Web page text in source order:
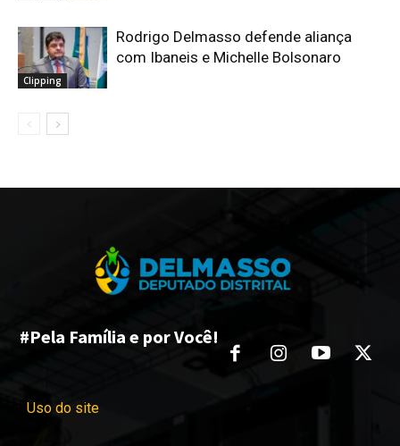
Clipping
Rodrigo Delmasso defende aliança
com Ibaneis e Michelle Bolsonaro
#Pela Família e por Você!
Uso do site